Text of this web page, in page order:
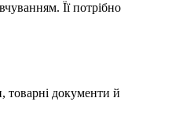
Її потрібно
товарні документи й